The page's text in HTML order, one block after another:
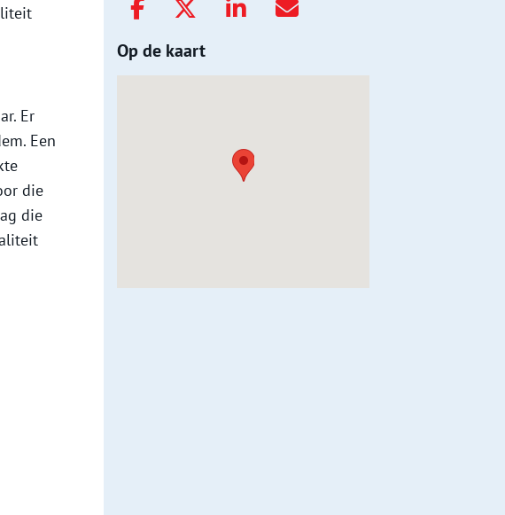
Er
Een
die
die
Op de kaart